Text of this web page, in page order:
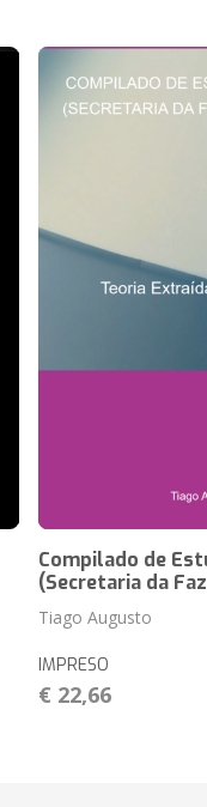
Compilado de
(Secretaria da
Tiago Augusto
IMPRESO
€ 22,66